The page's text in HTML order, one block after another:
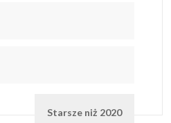
Starsze niż 2020